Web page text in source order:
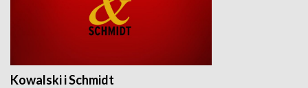
Kowalski i Schmidt